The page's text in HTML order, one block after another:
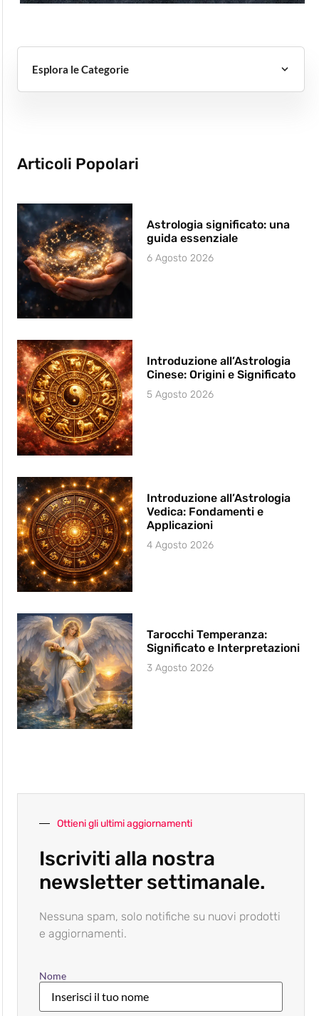
Esplora le Categorie
Articoli Popolari
Astrologia significato: una
guida essenziale
6 Agosto 2026
Introduzione all’Astrologia
Cinese: Origini e Significato
5 Agosto 2026
Introduzione all’Astrologia
Vedica: Fondamenti e
Applicazioni
4 Agosto 2026
Tarocchi Temperanza:
Significato e Interpretazioni
3 Agosto 2026
Ottieni gli ultimi aggiornamenti
Iscriviti alla nostra
newsletter settimanale.
Nessuna spam, solo notifiche su nuovi prodotti
e aggiornamenti.
Nome